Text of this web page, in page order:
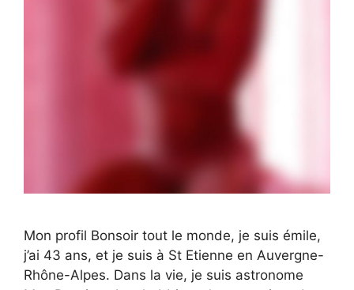
Mon profil Bonsoir tout le monde, je suis émile,
j’ai 43 ans, et je suis à St Etienne en Auvergne-
Rhône-Alpes. Dans la vie, je suis astronome